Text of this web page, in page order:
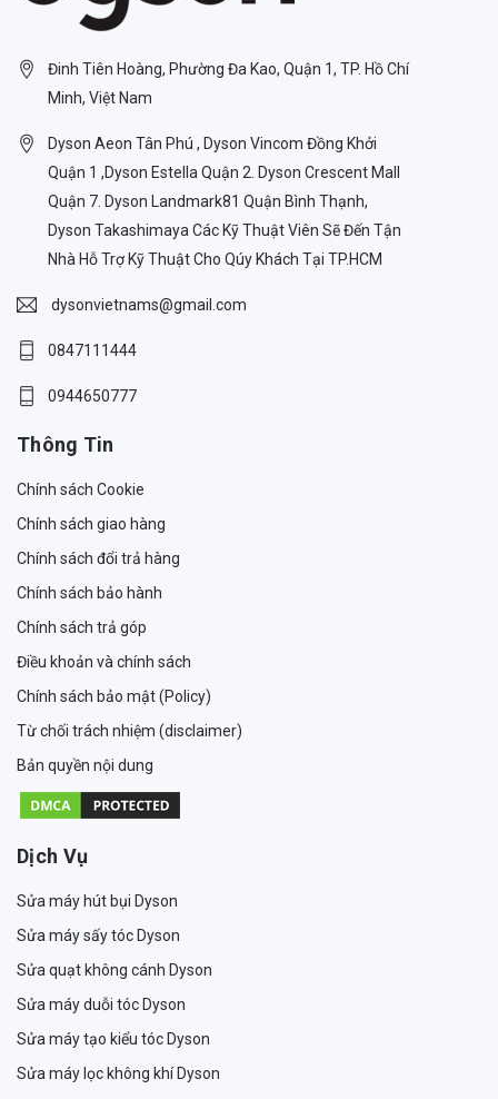
Đinh Tiên Hoàng, Phường Đa Kao, Quận 1, TP. Hồ Chí
Minh, Việt Nam
Dyson Aeon Tân Phú , Dyson Vincom Đồng Khởi
Quận 1 ,Dyson Estella Quận 2. Dyson Crescent Mall
Quận 7. Dyson Landmark81 Quận Bình Thạnh,
Dyson Takashimaya Các Kỹ Thuật Viên Sẽ Đến Tận
Nhà Hỗ Trợ Kỹ Thuật Cho Qúy Khách Tại TP.HCM
dysonvietnams@gmail.com
0847111444
0944650777
Thông Tin
Chính sách Cookie
Chính sách giao hàng
Chính sách đổi trả hàng
Chính sách bảo hành
Chính sách trả góp
Điều khoản và chính sách
Chính sách bảo mật (Policy)
Từ chối trách nhiệm (disclaimer)
Bản quyền nội dung
Dịch Vụ
Sửa máy hút bụi Dyson
Sửa máy sấy tóc Dyson
Sửa quạt không cánh Dyson
Sửa máy duỗi tóc Dyson
Sửa máy tạo kiểu tóc Dyson
Sửa máy lọc không khí Dyson